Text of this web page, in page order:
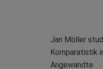
Jan Möller
Komparatistik
Angewandte